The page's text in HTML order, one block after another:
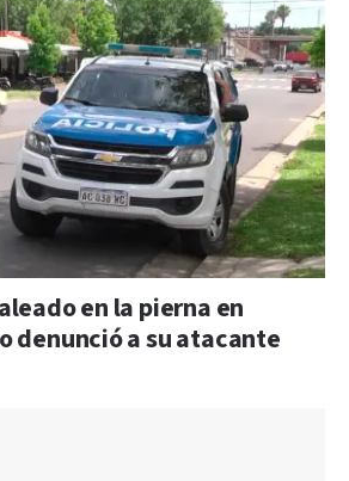
en la pierna en
denunció a su atacante